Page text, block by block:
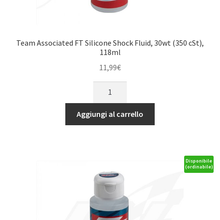
Team Associated FT Silicone Shock Fluid, 30wt (350 cSt),
118ml
11,99€
FT
Silicone
(350
cSt),
118ml
quantità
Aggiungi al carrello
Disponibile
(ordinabile)